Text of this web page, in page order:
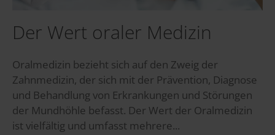
Der Wert oraler Medizin
Oralmedizin bezieht sich auf den Zweig der
Zahnmedizin, der sich mit der Prävention, Diagnose
und Behandlung von Erkrankungen und Störungen
der Mundhöhle befasst. Der Wert der Oralmedizin
ist vielfältig und umfasst mehrere...